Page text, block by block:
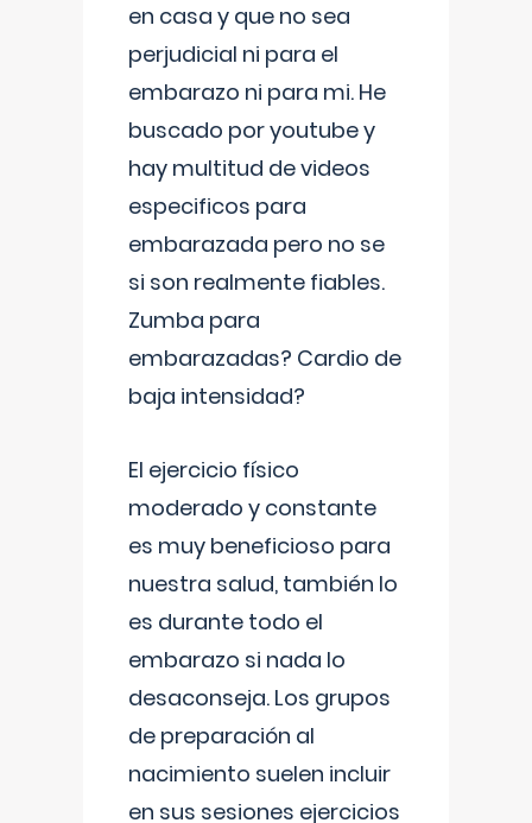
en casa y que no sea
perjudicial ni para el
embarazo ni para mi. He
buscado por youtube y
hay multitud de videos
especificos para
embarazada pero no se
si son realmente fiables.
Zumba para
embarazadas? Cardio de
baja intensidad?
El ejercicio físico
moderado y constante
es muy beneficioso para
nuestra salud, también lo
es durante todo el
embarazo si nada lo
desaconseja. Los grupos
de preparación al
nacimiento suelen incluir
en sus sesiones ejercicios